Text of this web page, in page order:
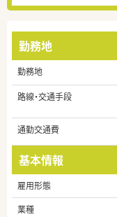
勤務地
勤務地
路線・交通手段
通勤交通費
基本情報
雇用形態
業種